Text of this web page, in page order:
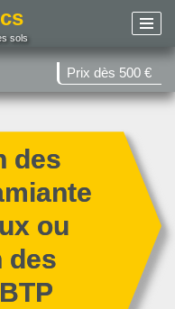
sols
Prix dès 500 €
des
ou
des